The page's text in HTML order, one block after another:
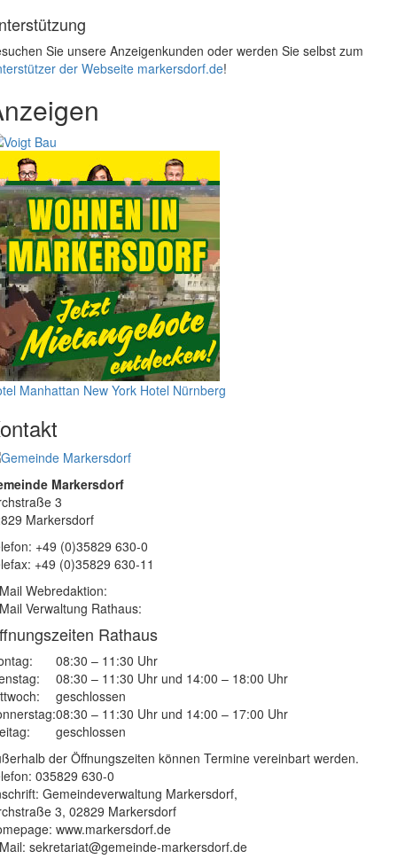
Sie unsere Anzeigenkunden oder werden Sie selbst zum
der Webseite markersdorf.de!
Manhattan New York Hotel Nürnberg
Markersdorf
3
Markersdorf
+49 (0)35829 630-0
+49 (0)35829 630-11
Webredaktion:
Verwaltung Rathaus:
Rathaus
08:30 – 11:30 Uhr
08:30 – 11:30 Uhr und 14:00 – 18:00 Uhr
geschlossen
08:30 – 11:30 Uhr und 14:00 – 17:00 Uhr
geschlossen
der Öffnungszeiten können Termine vereinbart werden.
035829 630-0
Gemeindeverwaltung Markersdorf,
3, 02829 Markersdorf
www.markersdorf.de
sekretariat@gemeinde-markersdorf.de